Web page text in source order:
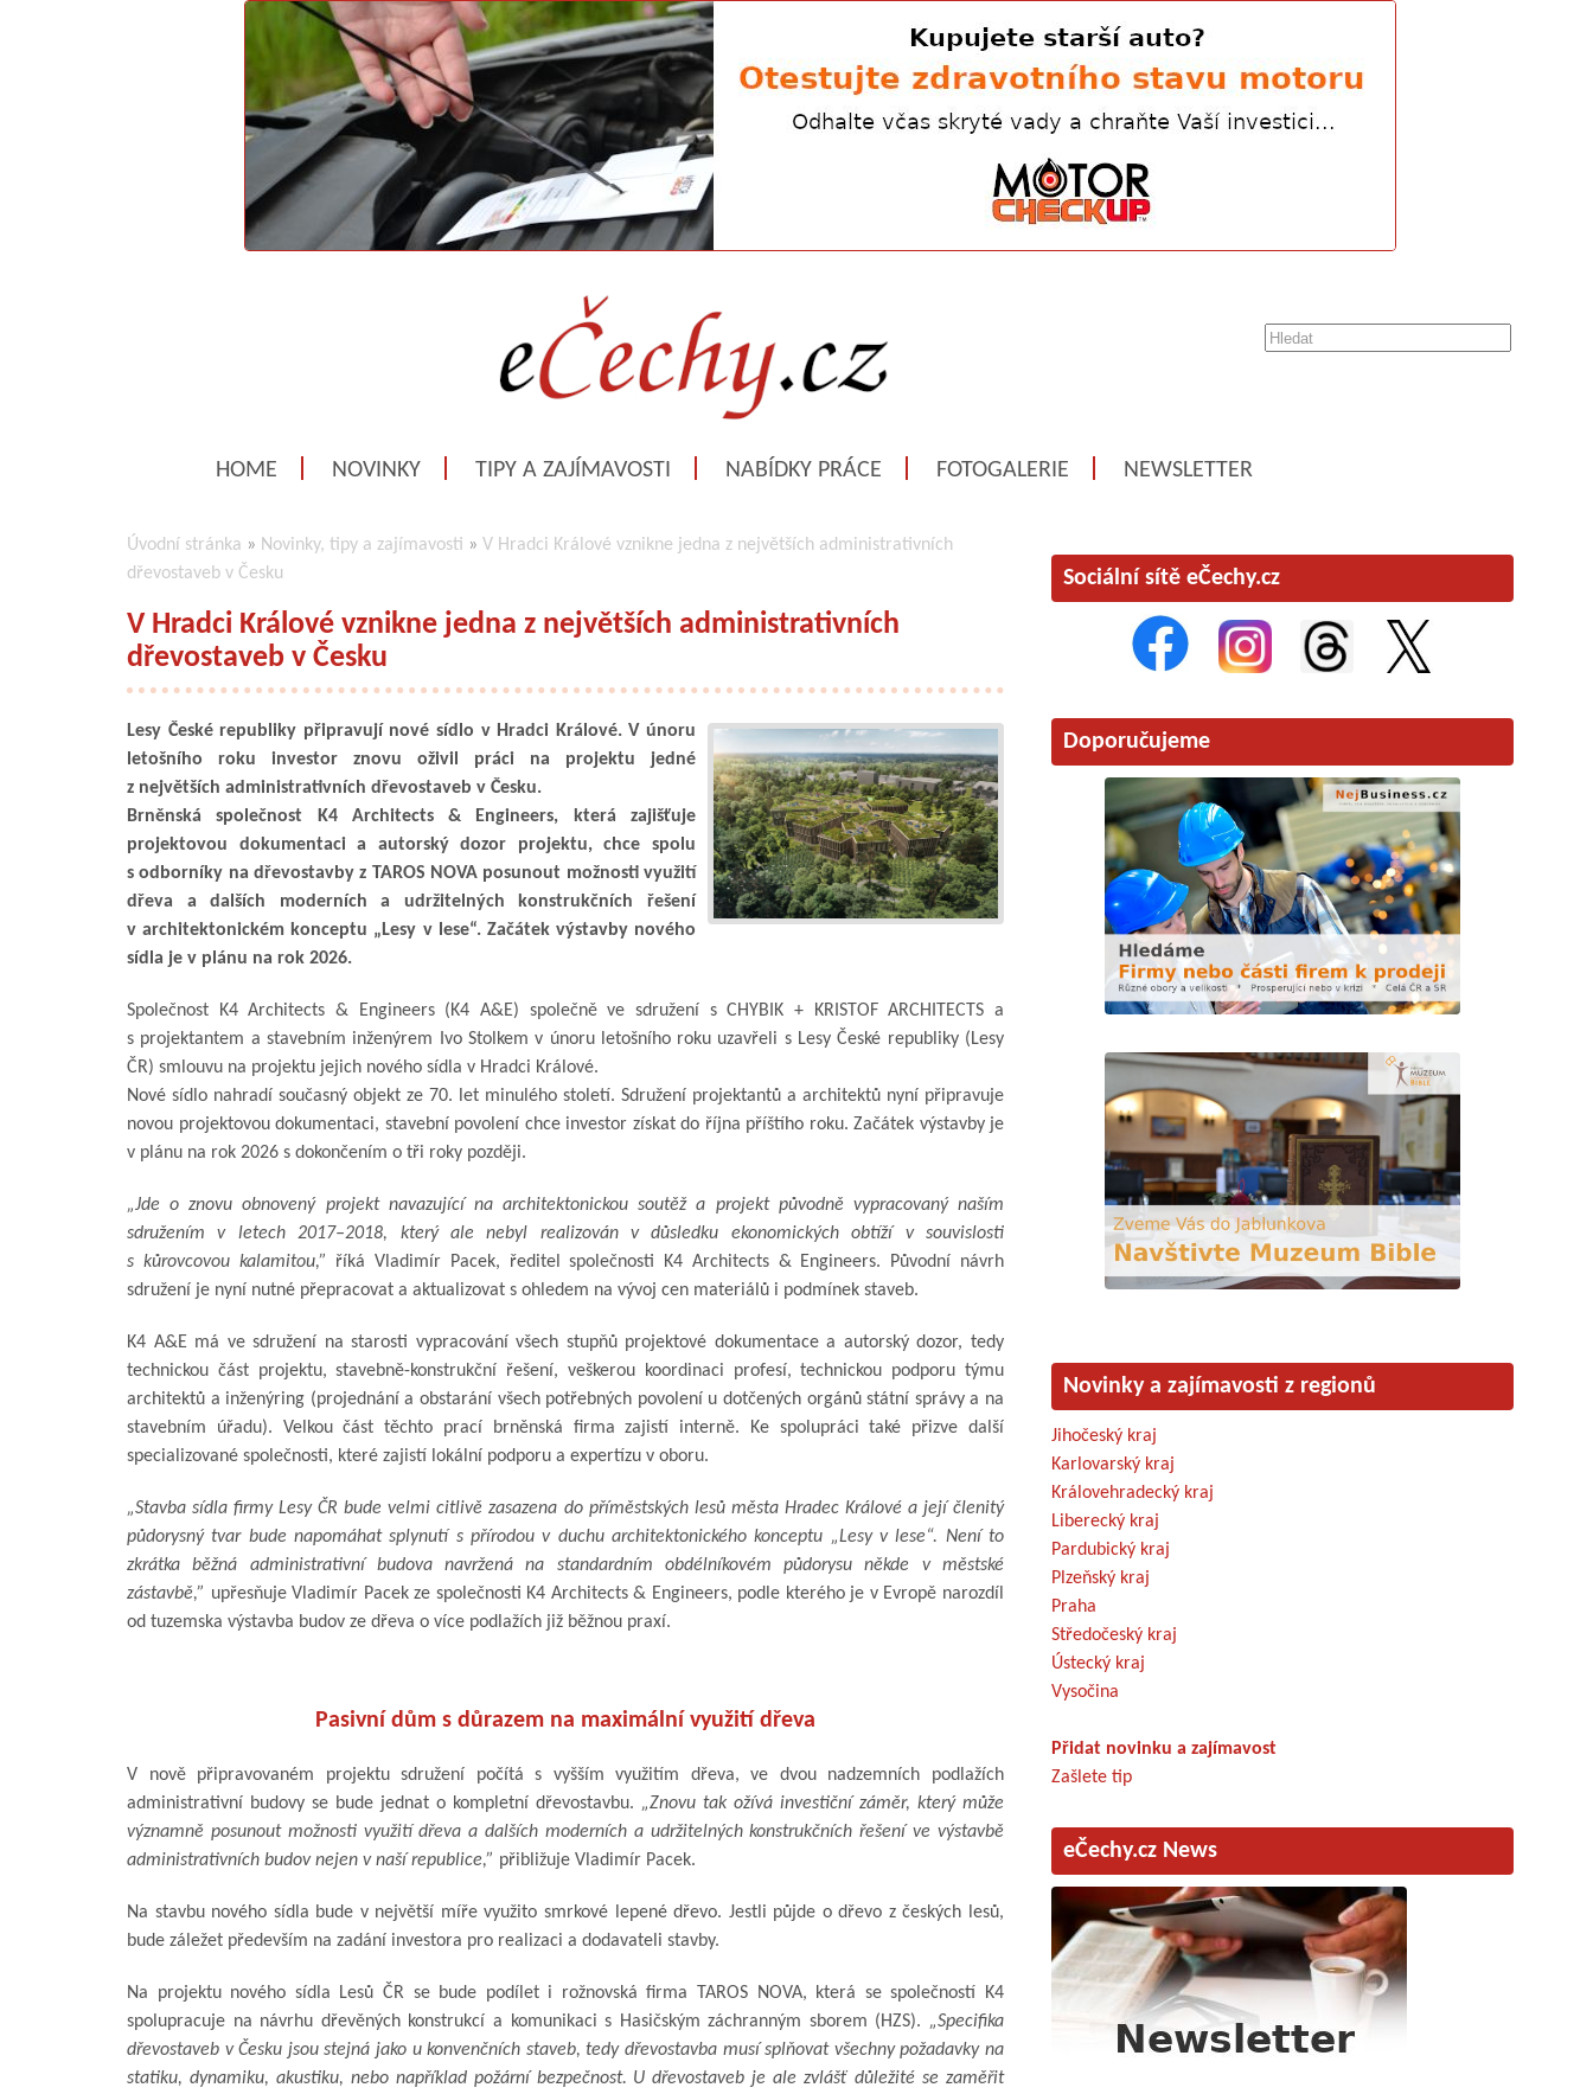
HOME NOVINKY TIPY A ZAJÍMAVOSTI NABÍDKY PRÁCE FOTOGALERIE NEWSLETTER
Úvodní stránka » Novinky, tipy a zajímavosti » V Hradci Králové vznikne jedna z největších administrativních
dřevostaveb v Česku
V Hradci Králové vznikne jedna z největších administrativních
dřevostaveb v Česku
Lesy České republiky připravují nové sídlo v Hradci Králové. V únoru
letošního roku investor znovu oživil práci na projektu jedné
z největších administrativních dřevostaveb v Česku.
Brněnská společnost K4 Architects & Engineers, která zajišťuje
projektovou dokumentaci a autorský dozor projektu, chce spolu
s odborníky na dřevostavby z TAROS NOVA posunout možnosti využití
dřeva a dalších moderních a udržitelných konstrukčních řešení
v architektonickém konceptu „Lesy v lese“. Začátek výstavby nového
sídla je v plánu na rok 2026.
Společnost K4 Architects & Engineers (K4 A&E) společně ve sdružení s CHYBIK + KRISTOF ARCHITECTS a
s projektantem a stavebním inženýrem Ivo Stolkem v únoru letošního roku uzavřeli s Lesy České republiky (Lesy
ČR) smlouvu na projektu jejich nového sídla v Hradci Králové.
Nové sídlo nahradí současný objekt ze 70. let minulého století. Sdružení projektantů a architektů nyní připravuje
novou projektovou dokumentaci, stavební povolení chce investor získat do října příštího roku. Začátek výstavby je
v plánu na rok 2026 s dokončením o tři roky později.
„Jde o znovu obnovený projekt navazující na architektonickou soutěž a projekt původně vypracovaný naším
sdružením v letech 2017–2018, který ale nebyl realizován v důsledku ekonomických obtíží v souvislosti
s kůrovcovou kalamitou,” říká Vladimír Pacek, ředitel společnosti K4 Architects & Engineers. Původní návrh
sdružení je nyní nutné přepracovat a aktualizovat s ohledem na vývoj cen materiálů i podmínek staveb.
K4 A&E má ve sdružení na starosti vypracování všech stupňů projektové dokumentace a autorský dozor, tedy
technickou část projektu, stavebně-konstrukční řešení, veškerou koordinaci profesí, technickou podporu týmu
architektů a inženýring (projednání a obstarání všech potřebných povolení u dotčených orgánů státní správy a na
stavebním úřadu). Velkou část těchto prací brněnská firma zajistí interně. Ke spolupráci také přizve další
specializované společnosti, které zajistí lokální podporu a expertízu v oboru.
„Stavba sídla firmy Lesy ČR bude velmi citlivě zasazena do příměstských lesů města Hradec Králové a její členitý
půdorysný tvar bude napomáhat splynutí s přírodou v duchu architektonického konceptu „Lesy v lese“. Není to
zkrátka běžná administrativní budova navržená na standardním obdélníkovém půdorysu někde v městské
zástavbě,” upřesňuje Vladimír Pacek ze společnosti K4 Architects & Engineers, podle kterého je v Evropě narozdíl
od tuzemska výstavba budov ze dřeva o více podlažích již běžnou praxí.
Pasivní dům s důrazem na maximální využití dřeva
V nově připravovaném projektu sdružení počítá s vyšším využitím dřeva, ve dvou nadzemních podlažích
administrativní budovy se bude jednat o kompletní dřevostavbu. „Znovu tak ožívá investiční záměr, který může
významně posunout možnosti využití dřeva a dalších moderních a udržitelných konstrukčních řešení ve výstavbě
administrativních budov nejen v naší republice,” přibližuje Vladimír Pacek.
Na stavbu nového sídla bude v největší míře využito smrkové lepené dřevo. Jestli půjde o dřevo z českých lesů,
bude záležet především na zadání investora pro realizaci a dodavateli stavby.
Na projektu nového sídla Lesů ČR se bude podílet i rožnovská firma TAROS NOVA, která se společností K4
spolupracuje na návrhu dřevěných konstrukcí a komunikaci s Hasičským záchranným sborem (HZS). „Specifika
dřevostaveb v Česku jsou stejná jako u konvenčních staveb, tedy dřevostavba musí splňovat všechny požadavky na
statiku, dynamiku, akustiku, nebo například požární bezpečnost. U dřevostaveb je ale zvlášť důležité se zaměřit
Sociální sítě eČechy.cz
Doporučujeme
Novinky a zajímavosti z regionů
Jihočeský kraj
Karlovarský kraj
Královehradecký kraj
Liberecký kraj
Pardubický kraj
Plzeňský kraj
Praha
Středočeský kraj
Ústecký kraj
Vysočina
Přidat novinku a zajímavost
Zašlete tip
eČechy.cz News